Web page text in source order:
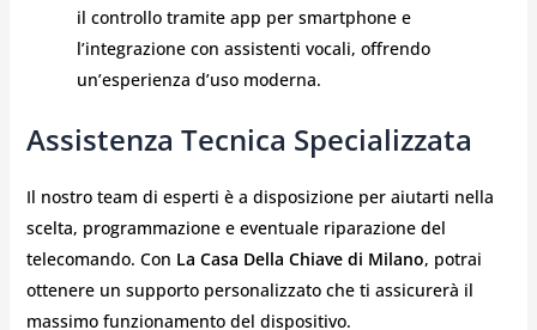
il controllo tramite app per smartphone e
l’integrazione con assistenti vocali, offrendo
un’esperienza d’uso moderna.
Assistenza Tecnica Specializzata
Il nostro team di esperti è a disposizione per aiutarti nella
scelta, programmazione e eventuale riparazione del
telecomando. Con La Casa Della Chiave di Milano, potrai
ottenere un supporto personalizzato che ti assicurerà il
massimo funzionamento del dispositivo.